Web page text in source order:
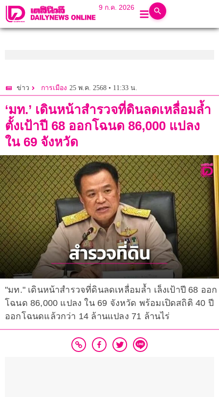
9 ก.ค. 2026
ข่าว การเมือง 25 พ.ค. 2568 • 11:33 น.
‘มท.’ เดินหน้าสำรวจที่ดินลดเหลื่อมล้ำ
ตั้งเป้าปี 68 ออกโฉนด 86,000 แปลง
ใน 69 จังหวัด
"มท." เดินหน้าสำรวจที่ดินลดเหลื่อมล้ำ เล็งเป้าปี 68 ออก
โฉนด 86,000 แปลง ใน 69 จังหวัด พร้อมเปิดสถิติ 40 ปี
ออกโฉนดแล้วกว่า 14 ล้านแปลง 71 ล้านไร่